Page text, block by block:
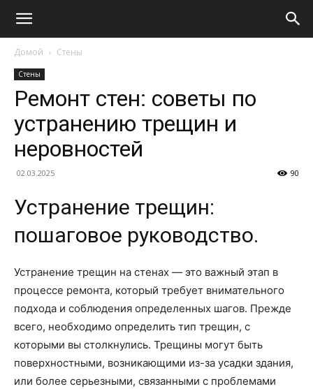
Домой Стены
Стены
Ремонт стен: советы по
устранению трещин и
неровностей
02.03.2025 90
Устранение трещин:
пошаговое руководство.
Устранение трещин на стенах — это важный этап в
процессе ремонта, который требует внимательного
подхода и соблюдения определенных шагов. Прежде
всего, необходимо определить тип трещин, с
которыми вы столкнулись. Трещины могут быть
поверхностными, возникающими из-за усадки здания,
или более серьезными, связанными с проблемами